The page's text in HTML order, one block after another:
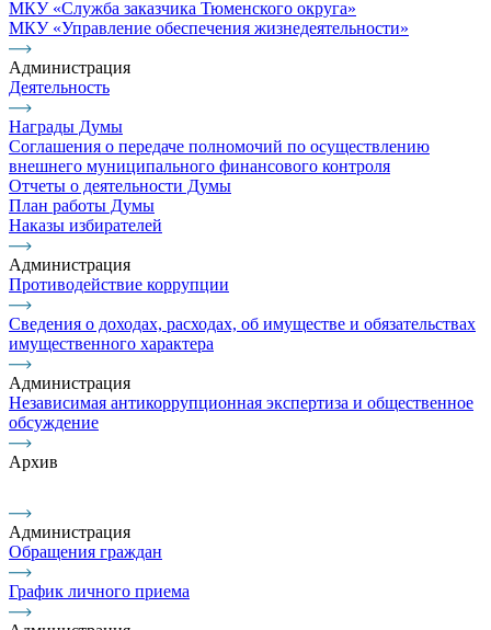
МКУ «Служба заказчика Тюменского округа»
МКУ «Управление обеспечения жизнедеятельности»
Администрация
Деятельность
Награды Думы
Соглашения о передаче полномочий по осуществлению
внешнего муниципального финансового контроля
Отчеты о деятельности Думы
План работы Думы
Наказы избирателей
Администрация
Противодействие коррупции
Сведения о доходах, расходах, об имуществе и обязательствах
имущественного характера
Администрация
Независимая антикоррупционная экспертиза и общественное
обсуждение
Архив
Администрация
Обращения граждан
График личного приема